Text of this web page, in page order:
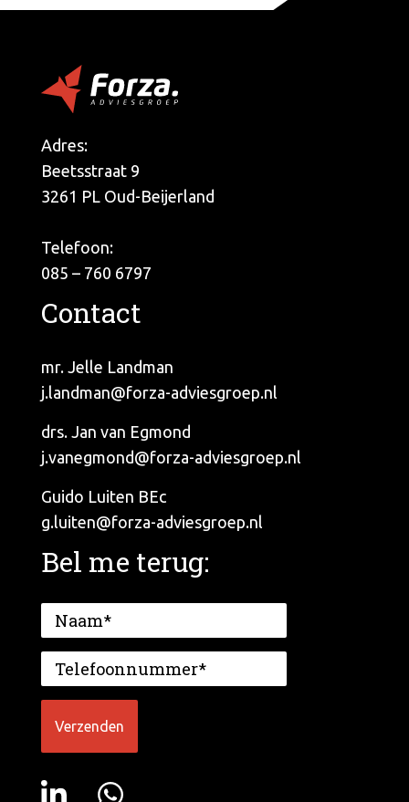
Adres:
Beetsstraat 9
3261 PL Oud-Beijerland
Telefoon:
085 – 760 6797
Contact
mr. Jelle Landman
j.landman@forza-adviesgroep.nl
drs. Jan van Egmond
j.vanegmond@forza-adviesgroep.nl
Guido Luiten BEc
g.luiten@forza-adviesgroep.nl
Bel me terug: